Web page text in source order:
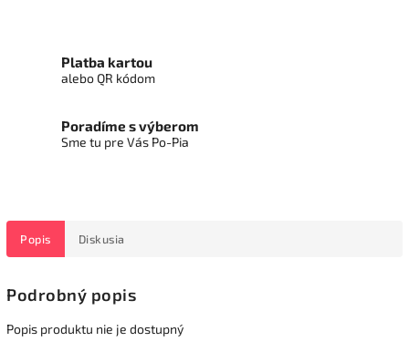
Platba kartou
alebo QR kódom
Poradíme s výberom
Sme tu pre Vás Po-Pia
Popis Diskusia
Podrobný popis
Popis produktu nie je dostupný